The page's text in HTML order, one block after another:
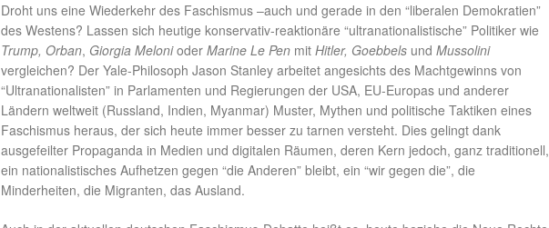
Droht uns eine Wiederkehr des Faschismus –auch und gerade in den “liberalen Demokratien”
des Westens? Lassen sich heutige konservativ-reaktionäre “ultranationalistische” Politiker wie
Trump, Orban, Giorgia Melonioder Marine Le Pen mit Hitler, Goebbels und Mussolini
vergleichen? Der Yale-Philosoph Jason Stanley arbeitet angesichts des Machtgewinns von
“Ultranationalisten” in Parlamenten und Regierungen der USA, EU-Europas und anderer
Ländern weltweit (Russland, Indien, Myanmar) Muster, Mythen und politische Taktiken eines
Faschismus heraus, der sich heute immer besser zu tarnen versteht. Dies gelingt dank
ausgefeilter Propaganda in Medien und digitalen Räumen, deren Kern jedoch, ganz traditionell,
ein nationalistisches Aufhetzen gegen “die Anderen” bleibt, ein “wir gegen die”, die
Minderheiten, die Migranten, das Ausland.